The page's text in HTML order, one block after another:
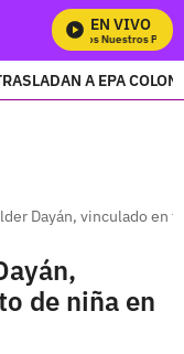
EN VIVO
Mira Todos Nuestros
A EPA
Dayán, vinculado
de niña en